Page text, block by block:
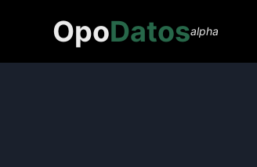
OpoDatosalpha